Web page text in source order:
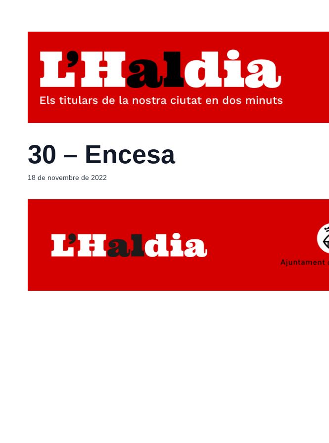
30 – Encesa
18 de novembre de 2022